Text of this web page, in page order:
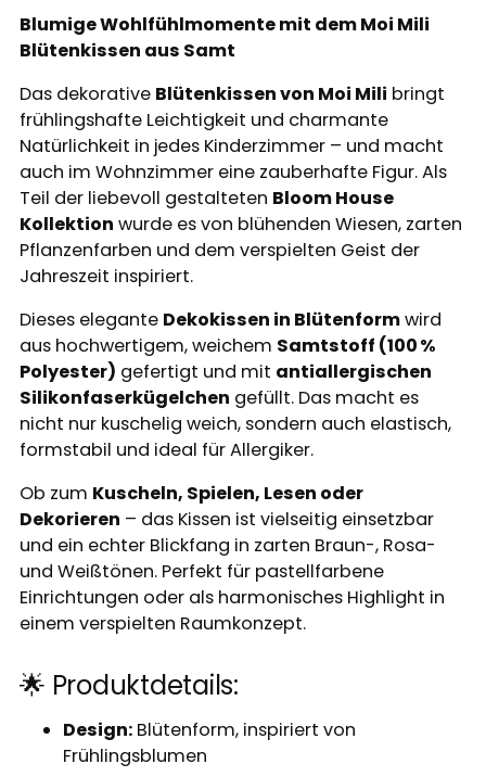
Blumige Wohlfühlmomente mit dem Moi Mili
Blütenkissen aus Samt
Das dekorative Blütenkissen von Moi Mili bringt
frühlingshafte Leichtigkeit und charmante
Natürlichkeit in jedes Kinderzimmer – und macht
auch im Wohnzimmer eine zauberhafte Figur. Als
Teil der liebevoll gestalteten Bloom House
Kollektion wurde es von blühenden Wiesen, zarten
Pflanzenfarben und dem verspielten Geist der
Jahreszeit inspiriert.
Dieses elegante Dekokissen in Blütenformwird
aus hochwertigem, weichem Samtstoff (100 %
Polyester) gefertigt und mit antiallergischen
Silikonfaserkügelchen gefüllt. Das macht es
nicht nur kuschelig weich, sondern auch elastisch,
formstabil und ideal für Allergiker.
Ob zum Kuscheln, Spielen, Lesen oder
Dekorieren – das Kissen ist vielseitig einsetzbar
und ein echter Blickfang in zarten Braun-, Rosa-
und Weißtönen. Perfekt für pastellfarbene
Einrichtungen oder als harmonisches Highlight in
einem verspielten Raumkonzept.
🌟 Produktdetails:
Design: Blütenform, inspiriert von
Frühlingsblumen